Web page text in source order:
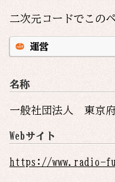
二次元コードでこの
運営
名称
一般社団法人 東京府
Webサイト
https://www.radio-